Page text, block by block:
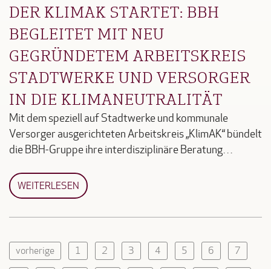
DER KLIMAK STARTET: BBH
BEGLEITET MIT NEU
GEGRÜNDETEM ARBEITSKREIS
STADTWERKE UND VERSORGER
IN DIE KLIMANEUTRALITÄT
Mit dem speziell auf Stadtwerke und kommunale
Versorger ausgerichteten Arbeitskreis „KlimAK“ bündelt
die BBH-Gruppe ihre interdisziplinäre Beratung…
WEITERLESEN
vorherige 1 2 3 4 5 6 7